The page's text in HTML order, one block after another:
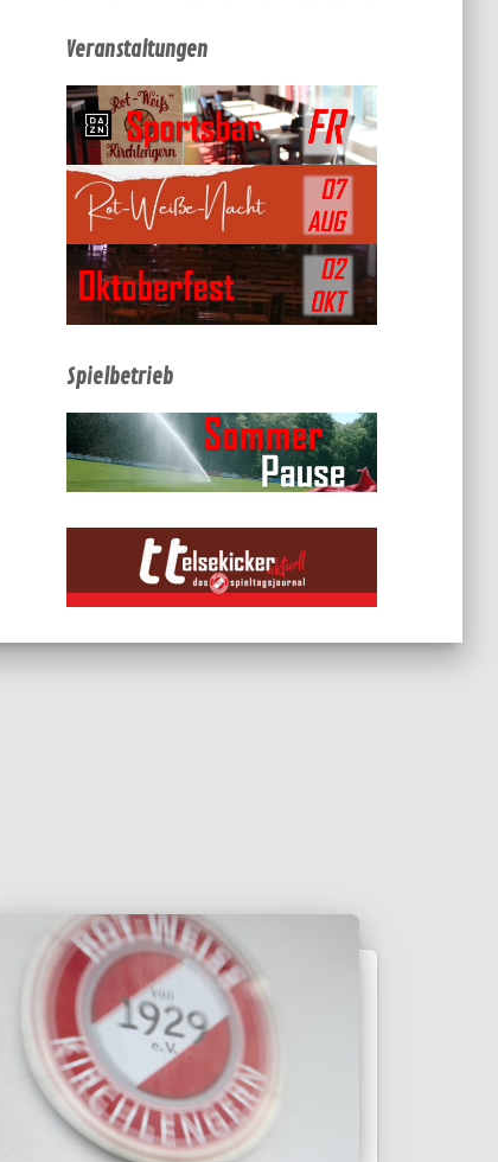
Veranstaltungen
Spielbetrieb